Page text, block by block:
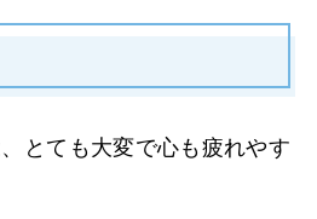
とても大変で心も疲れやす